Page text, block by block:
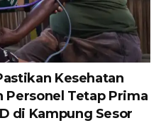
Kesehatan
Personel Tetap Prima
di Kampung Sesor